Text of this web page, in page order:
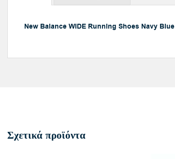
New Balance WIDE Running Shoes Navy Blue
Σχετικά προϊόντα